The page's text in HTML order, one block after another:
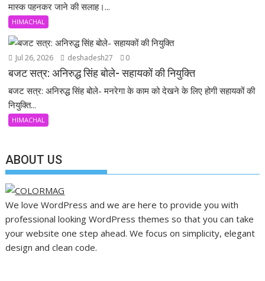
मास्क पहनकर जाने की सलाह।...
HIMACHAL
Jul 26, 2026 deshadesh27 0
बजट सत्र: अनिरुद्ध सिंह बोले- सहायकों की नियुक्ति
बजट सत्र: अनिरुद्ध सिंह बोले- मनरेगा के काम को देखने के लिए होगी सहायकों की
नियुक्ति...
HIMACHAL
ABOUT US
We love WordPress and we are here to provide you with
professional looking WordPress themes so that you can take
your website one step ahead. We focus on simplicity, elegant
design and clean code.